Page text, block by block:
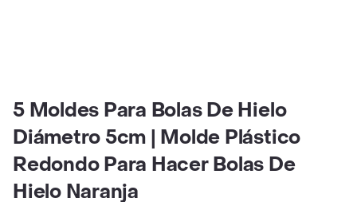
5 Moldes Para Bolas De Hielo
Diámetro 5cm | Molde Plástico
Redondo Para Hacer Bolas De
Hielo Naranja